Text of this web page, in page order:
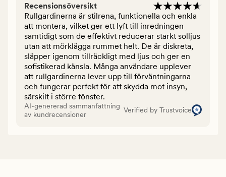
Recensionsöversikt
Rullgardinerna är stilrena, funktionella och enkla
att montera, vilket ger ett lyft till inredningen
samtidigt som de effektivt reducerar starkt solljus
utan att mörklägga rummet helt. De är diskreta,
släpper igenom tillräckligt med ljus och ger en
sofistikerad känsla. Många användare upplever
att rullgardinerna lever upp till förväntningarna
och fungerar perfekt för att skydda mot insyn,
särskilt i större fönster.
AI-genererad sammanfattning
av kundrecensioner
Verified by Trustvoice